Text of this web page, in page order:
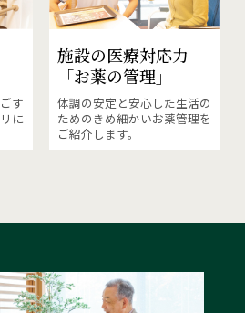
す
に
施設の医療対応力
「お薬の管理」
体調の安定と安心した生活の
ためのきめ細かいお薬管理を
ご紹介します。